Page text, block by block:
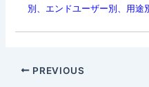
別、エンドユーザー別、用途
Post
PREVIOUS